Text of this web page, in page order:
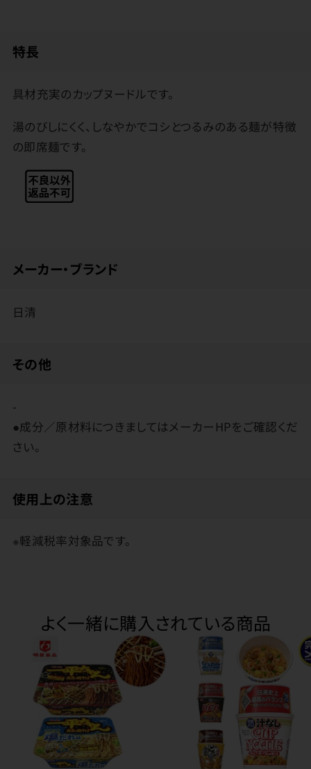
特長
具材充実のカップヌードルです。
湯のびしにくく、しなやかでコシとつるみのある麺が特徴
の即席麺です。
メーカー・ブランド
日清
その他
-
●成分／原材料につきましてはメーカーHPをご確認くだ
さい。
使用上の注意
※軽減税率対象品です。
よく一緒に購入されている商品